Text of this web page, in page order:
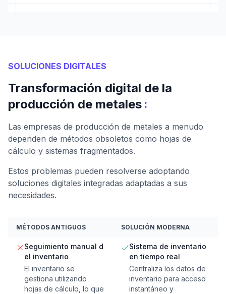
SOLUCIONES DIGITALES
Transformación digital de la
producción de metales :
Las empresas de producción de metales a menudo
dependen de métodos obsoletos como hojas de
cálculo y sistemas fragmentados.
Estos problemas pueden resolverse adoptando
soluciones digitales integradas adaptadas a sus
necesidades.
MÉTODOS ANTIGUOS SOLUCIÓN MODERNA
Seguimiento manual d
el inventario
El inventario se
gestiona utilizando
hojas de cálculo, lo que
Sistema de inventario
en tiempo real
Centraliza los datos de
inventario para acceso
instantáneo y